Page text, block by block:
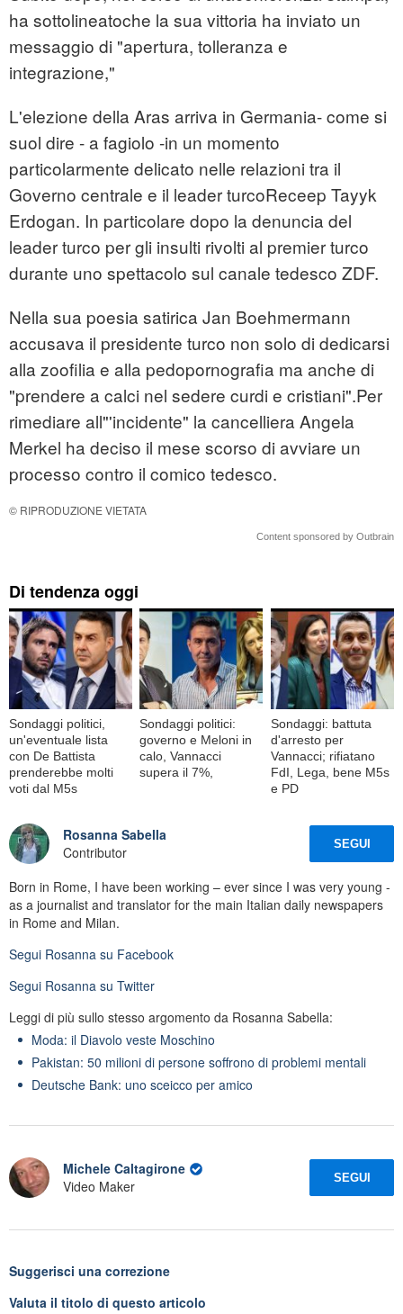
ha sottolineatoche la sua vittoria ha inviato un
messaggio di "apertura, tolleranza e
integrazione,"
L'elezione della Aras arriva in Germania- come si
suol dire - a fagiolo -in un momento
particolarmente delicato nelle relazioni tra il
Governo centrale e il leader turcoReceep Tayyk
Erdogan. In particolare dopo la denuncia del
leader turco per gli insulti rivolti al premier turco
durante uno spettacolo sul canale tedesco ZDF.
Nella sua poesia satirica Jan Boehmermann
accusava il presidente turco non solo di dedicarsi
alla zoofilia e alla pedopornografia ma anche di
"prendere a calci nel sedere curdi e cristiani".Per
rimediare all"'incidente" la cancelliera Angela
Merkel ha deciso il mese scorso di avviare un
processo contro il comico tedesco.
© RIPRODUZIONE VIETATA
Content sponsored by Outbrain
Di tendenza oggi
Sondaggi politici,
un'eventuale lista
con De Battista
prenderebbe molti
voti dal M5s
Sondaggi politici:
governo e Meloni in
calo, Vannacci
supera il 7%,
Sondaggi: battuta
d'arresto per
Vannacci; rifiatano
FdI, Lega, bene M5s
e PD
Rosanna Sabella
Contributor
SEGUI
Born in Rome, I have been working – ever since I was very young -
as a journalist and translator for the main Italian daily newspapers
in Rome and Milan.
Segui Rosanna su Facebook
Segui Rosanna su Twitter
Leggi di più sullo stesso argomento da Rosanna Sabella:
Moda: il Diavolo veste Moschino
Pakistan: 50 milioni di persone soffrono di problemi mentali
Deutsche Bank: uno sceicco per amico
Michele Caltagirone
Video Maker
SEGUI
Suggerisci una correzione
Valuta il titolo di questo articolo